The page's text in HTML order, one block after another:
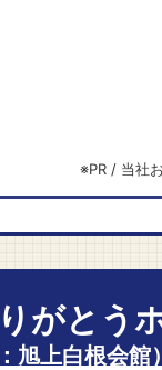
がとう
旭上白根会館）